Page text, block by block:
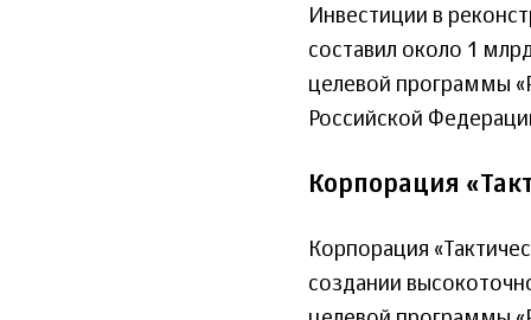
Инвестиции в
составил около 1
целевой программы
Российской
Корпорация
Корпорация
создании